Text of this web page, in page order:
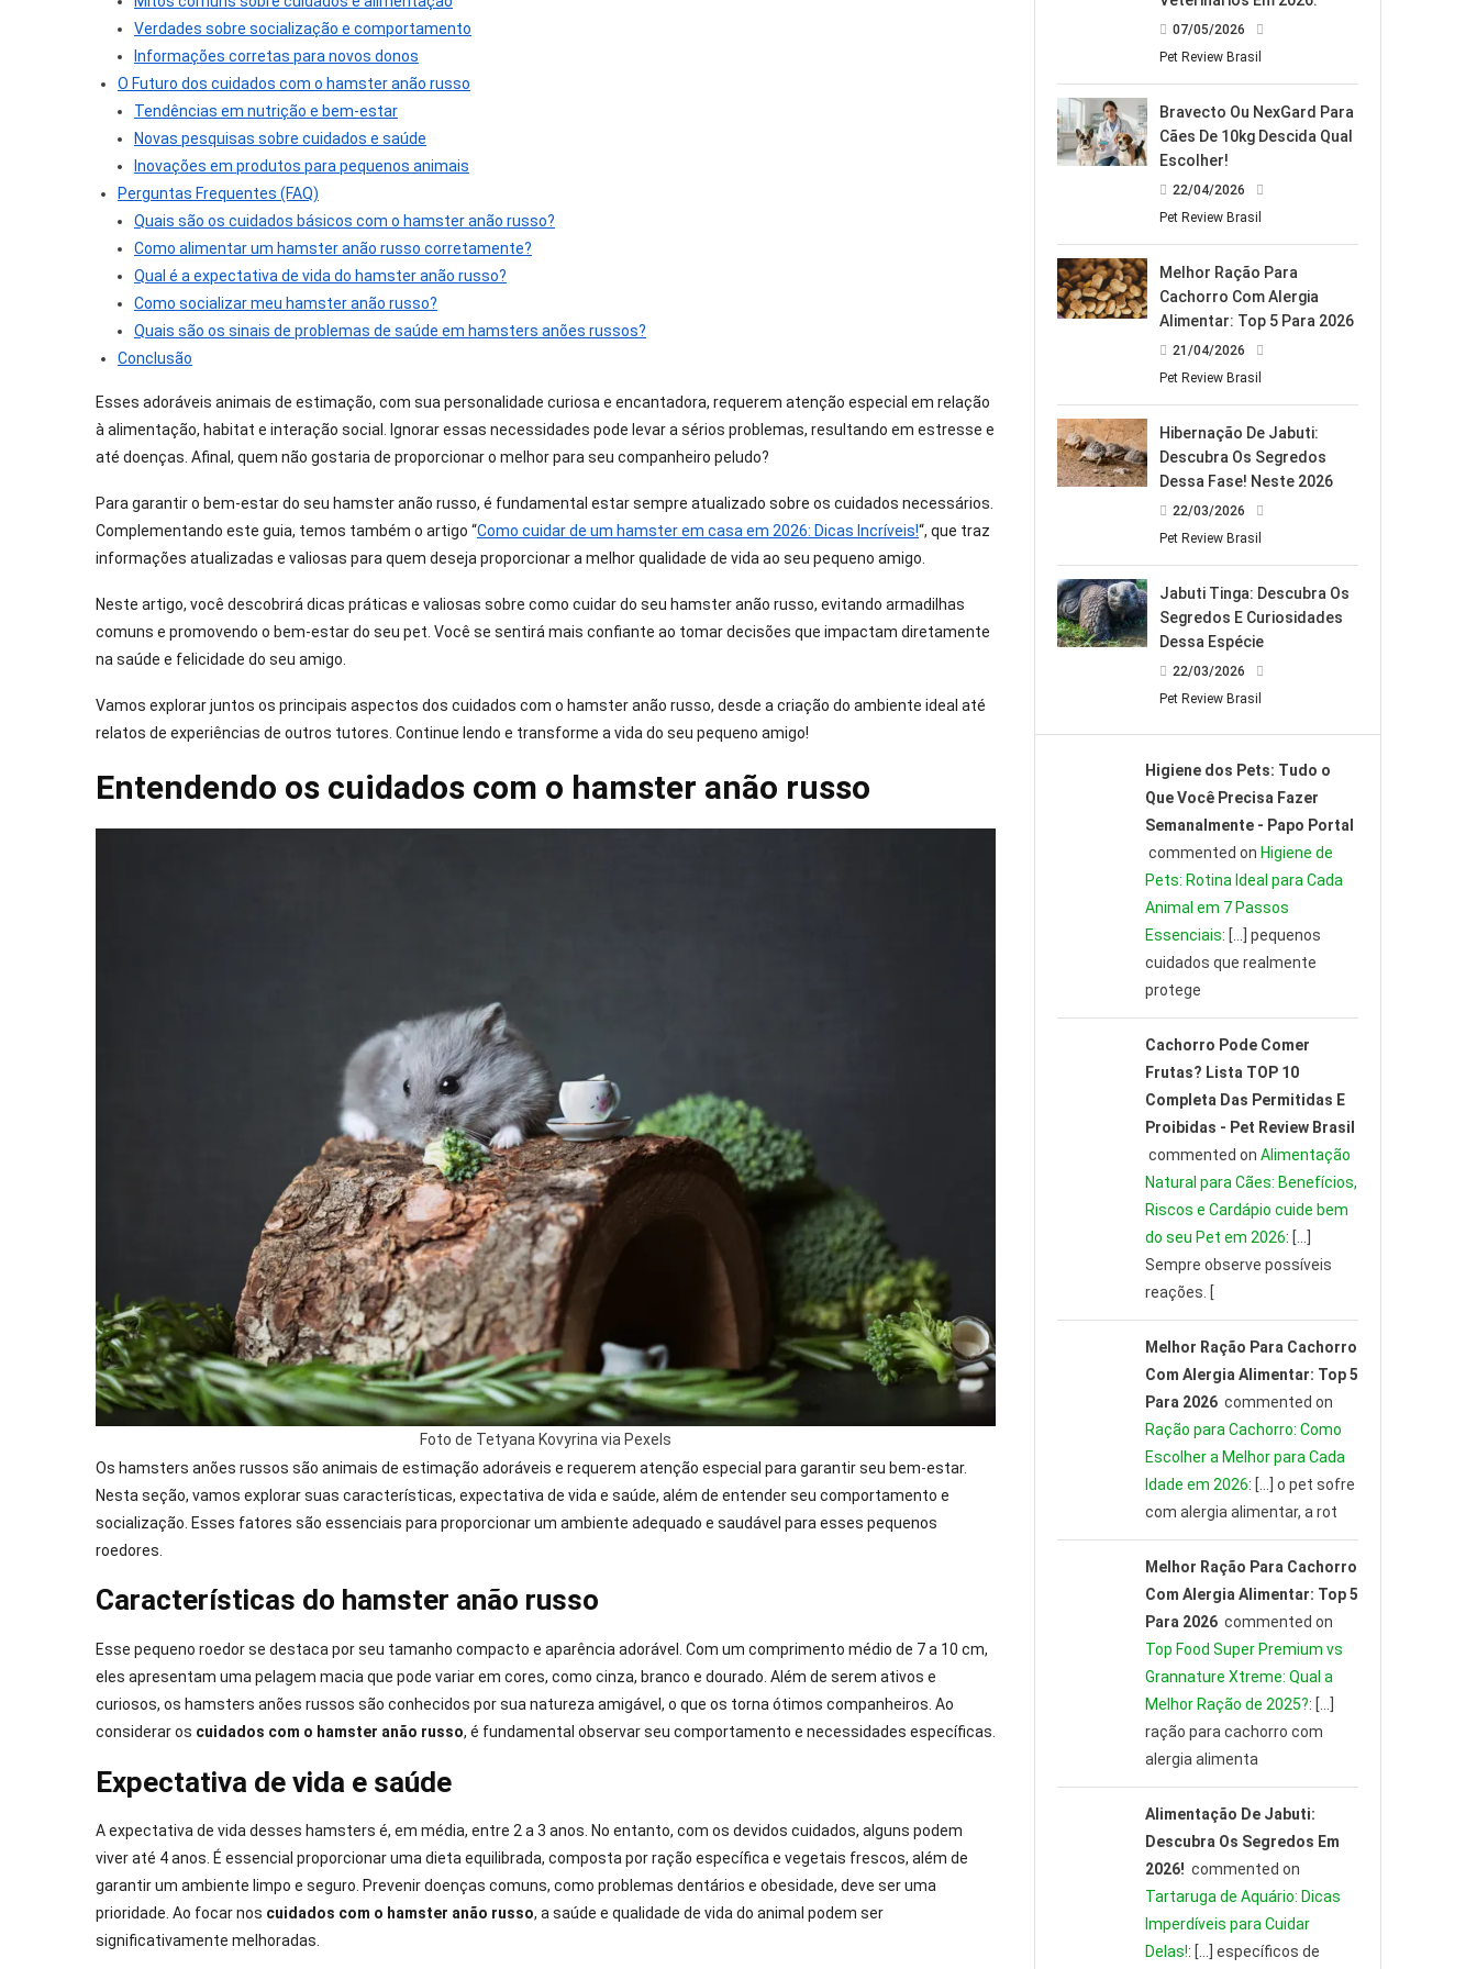
Verdades sobre socialização e comportamento
Informações corretas para novos donos
O Futuro dos cuidados com o hamster anão russo
Tendências em nutrição e bem-estar
Novas pesquisas sobre cuidados e saúde
Inovações em produtos para pequenos animais
Perguntas Frequentes (FAQ)
Quais são os cuidados básicos com o hamster anão russo?
Como alimentar um hamster anão russo corretamente?
Qual é a expectativa de vida do hamster anão russo?
Como socializar meu hamster anão russo?
Quais são os sinais de problemas de saúde em hamsters anões russos?
Conclusão
Esses adoráveis animais de estimação, com sua personalidade curiosa e encantadora, requerem atenção especial em relação
à alimentação, habitat e interação social. Ignorar essas necessidades pode levar a sérios problemas, resultando em estresse e
até doenças. Afinal, quem não gostaria de proporcionar o melhor para seu companheiro peludo?
Para garantir o bem-estar do seu hamster anão russo, é fundamental estar sempre atualizado sobre os cuidados necessários.
Complementando este guia, temos também o artigo “Como cuidar de um hamster em casa em 2026: Dicas Incríveis!“, que traz
informações atualizadas e valiosas para quem deseja proporcionar a melhor qualidade de vida ao seu pequeno amigo.
Neste artigo, você descobrirá dicas práticas e valiosas sobre como cuidar do seu hamster anão russo, evitando armadilhas
comuns e promovendo o bem-estar do seu pet. Você se sentirá mais confiante ao tomar decisões que impactam diretamente
na saúde e felicidade do seu amigo.
Vamos explorar juntos os principais aspectos dos cuidados com o hamster anão russo, desde a criação do ambiente ideal até
relatos de experiências de outros tutores. Continue lendo e transforme a vida do seu pequeno amigo!
Entendendo os cuidados com o hamster anão russo
Foto de Tetyana Kovyrina via Pexels
Os hamsters anões russos são animais de estimação adoráveis e requerem atenção especial para garantir seu bem-estar.
Nesta seção, vamos explorar suas características, expectativa de vida e saúde, além de entender seu comportamento e
socialização. Esses fatores são essenciais para proporcionar um ambiente adequado e saudável para esses pequenos
roedores.
Características do hamster anão russo
Esse pequeno roedor se destaca por seu tamanho compacto e aparência adorável. Com um comprimento médio de 7 a 10 cm,
eles apresentam uma pelagem macia que pode variar em cores, como cinza, branco e dourado. Além de serem ativos e
curiosos, os hamsters anões russos são conhecidos por sua natureza amigável, o que os torna ótimos companheiros. Ao
considerar os cuidados com o hamster anão russo, é fundamental observar seu comportamento e necessidades específicas.
Expectativa de vida e saúde
A expectativa de vida desses hamsters é, em média, entre 2 a 3 anos. No entanto, com os devidos cuidados, alguns podem
viver até 4 anos. É essencial proporcionar uma dieta equilibrada, composta por ração específica e vegetais frescos, além de
garantir um ambiente limpo e seguro. Prevenir doenças comuns, como problemas dentários e obesidade, deve ser uma
prioridade. Ao focar nos cuidados com o hamster anão russo, a saúde e qualidade de vida do animal podem ser
significativamente melhoradas.
07/05/2026
Pet Review Brasil
Bravecto Ou NexGard Para
Cães De 10kg Descida Qual
Escolher!
22/04/2026
Pet Review Brasil
Melhor Ração Para
Cachorro Com Alergia
Alimentar: Top 5 Para 2026
21/04/2026
Pet Review Brasil
Hibernação De Jabuti:
Descubra Os Segredos
Dessa Fase! Neste 2026
22/03/2026
Pet Review Brasil
Jabuti Tinga: Descubra Os
Segredos E Curiosidades
Dessa Espécie
22/03/2026
Pet Review Brasil
Higiene dos Pets: Tudo o
Que Você Precisa Fazer
Semanalmente - Papo Portal
commented on Higiene de
Pets: Rotina Ideal para Cada
Animal em 7 Passos
Essenciais: […] pequenos
cuidados que realmente
protege
Cachorro Pode Comer
Frutas? Lista TOP 10
Completa Das Permitidas E
Proibidas - Pet Review Brasil
commented on Alimentação
Natural para Cães: Benefícios,
Riscos e Cardápio cuide bem
do seu Pet em 2026: […]
Sempre observe possíveis
reações. [
Melhor Ração Para Cachorro
Com Alergia Alimentar: Top 5
Para 2026commented on
Ração para Cachorro: Como
Escolher a Melhor para Cada
Idade em 2026: […] o pet sofre
com alergia alimentar, a rot
Melhor Ração Para Cachorro
Com Alergia Alimentar: Top 5
Para 2026commented on
Top Food Super Premium vs
Grannature Xtreme: Qual a
Melhor Ração de 2025?: […]
ração para cachorro com
alergia alimenta
Alimentação De Jabuti:
Descubra Os Segredos Em
2026! commented on
Tartaruga de Aquário: Dicas
Imperdíveis para Cuidar
Delas!: […] específicos de